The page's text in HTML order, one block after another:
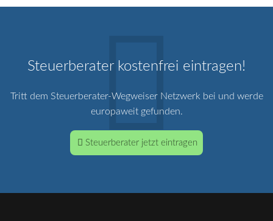
Steuerberater kostenfrei eintragen!
Tritt dem Steuerberater-Wegweiser Netzwerk bei und werde
europaweit gefunden.
Steuerberater jetzt eintragen